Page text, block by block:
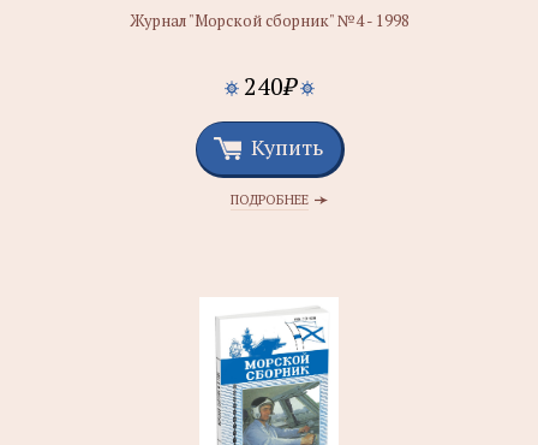
Журнал "Морской сборник" №4 - 1998
240₽
Купить
ПОДРОБНЕЕ